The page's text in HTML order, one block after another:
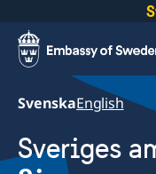
SvenskaEnglish
Sveriges